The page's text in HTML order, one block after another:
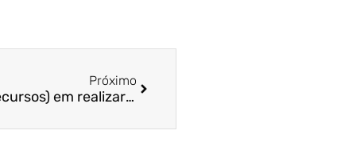
Próximo
Candidatos habilitados (pós recursos) em realizar a 1ª Etapa IFMA – Mestrado em Contabilidade e Administração